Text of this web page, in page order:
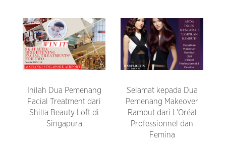
Inilah Dua Pemenang
Facial Treatment dari
Shilla Beauty Loft di
Singapura
Selamat kepada Dua
Pemenang Makeover
Rambut dari L'Oréal
Professionnel dan
Femina